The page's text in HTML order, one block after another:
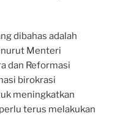
dibahas adalah
Menteri
dan Reformasi
birokrasi
meningkatkan
terus melakukan